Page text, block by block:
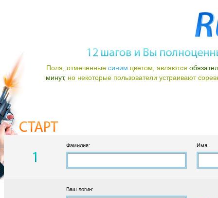
Поля, отмеченные синим цветом, являются
минут, но некоторые пользователи устраивают
Фамилия: Имя:
Ваш логин: